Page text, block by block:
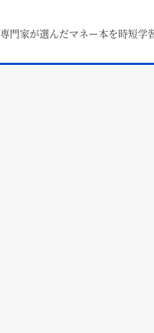
専門家が選んだマネー本を時短学